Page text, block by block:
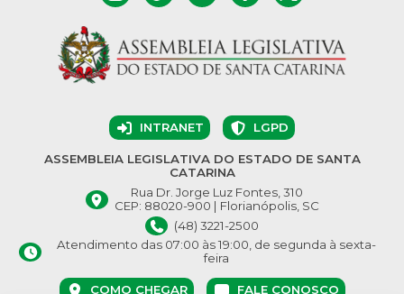
INTRANET LGPD
ASSEMBLEIA LEGISLATIVA DO ESTADO DE SANTA
CATARINA
Rua Dr. Jorge Luz Fontes, 310
CEP: 88020-900 | Florianópolis, SC
(48) 3221-2500
Atendimento das 07:00 às 19:00, de segunda à sexta-
feira
COMO CHEGAR FALE CONOSCO